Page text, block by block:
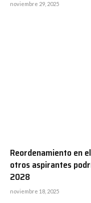
noviembre 29, 2025
Reordenamiento en
otros aspirantes
2028
noviembre 18, 2025